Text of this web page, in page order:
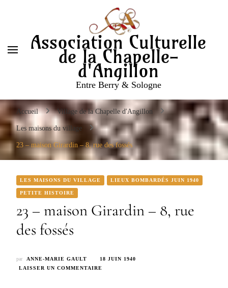
Association Culturelle
de la Chapelle-
d'Angillon
Entre Berry & Sologne
Accueil Village de la Chapelle d'Angillon
Les maisons du village
23 – maison Girardin – 8, rue des fossés
LES MAISONS DU VILLAGE LIEUX BOMBARDÉS JUIN 1940
PETITE HISTOIRE
23 – maison Girardin – 8, rue
des fossés
par ANNE-MARIE GAULT
18 JUIN 1940
LAISSER UN COMMENTAIRE